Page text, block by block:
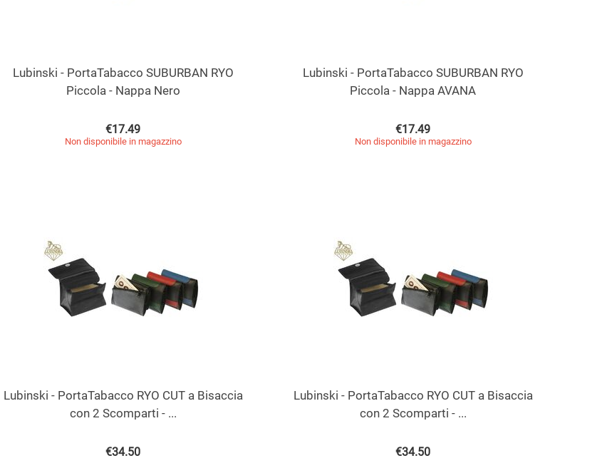
Lubinski - PortaTabacco SUBURBAN RYO
Piccola - Nappa Nero
€17.49
Non disponibile in magazzino
Lubinski - PortaTabacco SUBURBAN RYO
Piccola - Nappa AVANA
€17.49
Non disponibile in magazzino
Lubinski - PortaTabacco RYO CUT a Bisaccia
con 2 Scomparti - ...
€34.50
Lubinski - PortaTabacco RYO CUT a Bisaccia
con 2 Scomparti - ...
€34.50